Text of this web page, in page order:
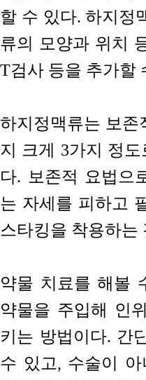
할 수 있다. 하지정
류의 모양과 위치
T검사 등을 추가할
하지정맥류는 보존
지 크게 3가지 정
다. 보존적 요법으
는 자세를 피하고
스타킹을 착용하는
약물 치료를 해볼
약물을 주입해 인
키는 방법이다. 간
수 있고, 수술이